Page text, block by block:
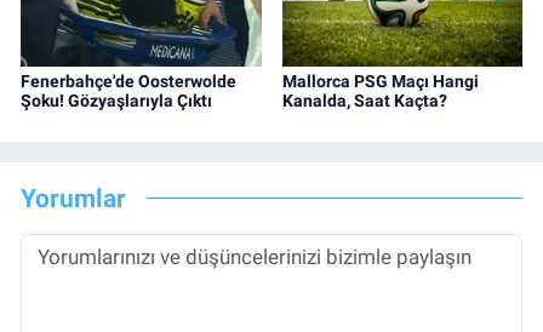
Fenerbahçe'de Oosterwolde
Şoku! Gözyaşlarıyla Çıktı
Mallorca PSG Maçı Hangi
Kanalda, Saat Kaçta?
Yorumlar